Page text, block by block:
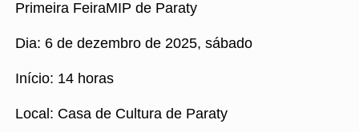
Primeira FeiraMIP de Paraty
Dia: 6 de dezembro de 2025, sábado
Início: 14 horas
Local: Casa de Cultura de Paraty